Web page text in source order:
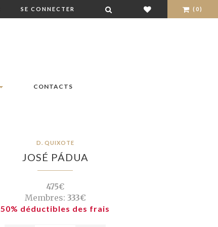
SE CONNECTER (0)
CONTACTS
D. QUIXOTE
JOSÉ PÁDUA
475€
Membres: 333€
50% déductibles des frais